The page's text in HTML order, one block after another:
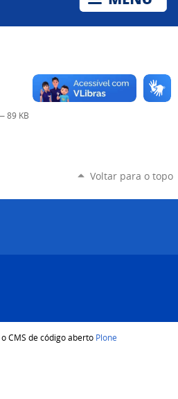
89 KB
Voltar para o topo
CMS de código aberto Plone